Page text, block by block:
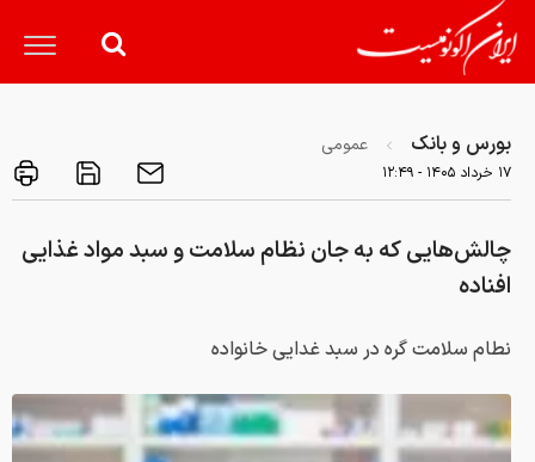
بورس و بانک عمومی
۱۷ خرداد ۱۴۰۵ - ۱۲:۴۹
چالش‌هایی که به جان نظام سلامت و سبد مواد غذایی
افناده
نطام سلامت گره در سبد غدایی خانواده